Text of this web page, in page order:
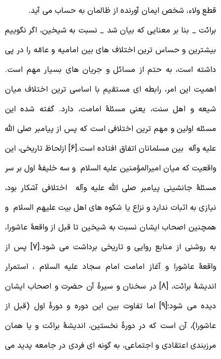
ولاء، شخص ایمان آورنده از ظالمان به حساب می آید.
_ بنا بر معنایی که بیان شد _ نسبت به شیخین، اگر نگوییم
و حساس ترین اختلاف های بین امامیه و عامّه را در پی
است، به حتم از مسائل و جریان های بسیار مهم است.
این امر، رابطه ای مستقیم با اساسی ترین اختلاف میان
و اهل سنت، یعنی مسئلۀ امامت، دارد. گفته شده این
اولین و مهم ترین اختلافی است که پس از پیامبر صلی الله
علیه وآله بین مسلمانان اتفاق افتاده است.[6] ازلحاظ تاریخی، این
که میان امیرالمؤمنین علیه السلام و سه خلیفۀ اول بر سر
جانشینی پیامبر صلی الله علیه وآله اختلافی آشکار بود،
به اثبات ندارد و نزاع یا شکوه های اهل بیت علیهم السلام و
اصحاب ایشان نسبت به شیخین تا قبل از واقعۀ عاشورا،
به روشنی از منابع روایی و تاریخی برداشت می شود.[7] پس از
عاشورا و آغاز امامت امام سجاد علیه السلام ، استمرار
اندیشۀ برائت، [8] در سخنان و سیرۀ آن حضرت و اصحاب ایشان
دیده می شود؛[9] اما تفاوت بین این دوره و دورۀ اول (قبل از
آن است که در دورۀ نخستین، اندیشۀ برائت و یا همان
اعتقادی و اجتماعی، به گونه ای فردی در جامعه پدید می